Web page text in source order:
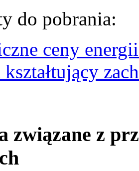
do pobrania:
ceny
kształtujący
związane z